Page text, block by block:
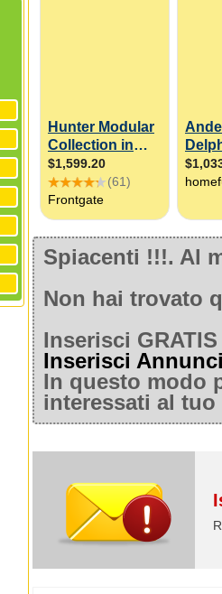
Spiacenti !!!. Al
Non hai trovato
Inserisci
Inserisci
In questo modo
interessati al